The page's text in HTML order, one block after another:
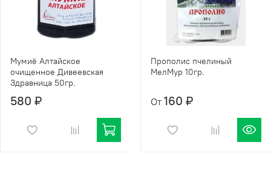
Мумиё Алтайское
очищенное Дивеевская
Здравница 50гр.
580 ₽
Прополис пчелиный
МелМур 10гр.
От 160 ₽